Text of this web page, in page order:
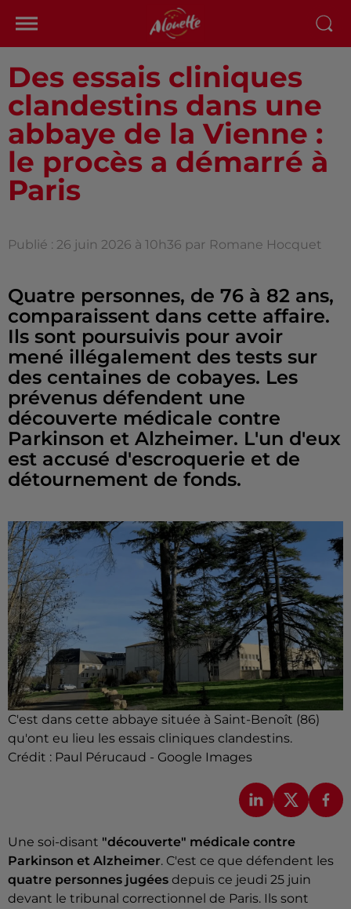
Des essais cliniques
clandestins dans une
abbaye de la Vienne :
le procès a démarré à
Paris
Publié : 26 juin 2026 à 10h36 par Romane Hocquet
Quatre personnes, de 76 à 82 ans,
comparaissent dans cette affaire.
Ils sont poursuivis pour avoir
mené illégalement des tests sur
des centaines de cobayes. Les
prévenus défendent une
découverte médicale contre
Parkinson et Alzheimer. L'un d'eux
est accusé d'escroquerie et de
détournement de fonds.
C'est dans cette abbaye située à Saint-Benoît (86)
qu'ont eu lieu les essais cliniques clandestins.
Crédit : Paul Pérucaud - Google Images
Une soi-disant "découverte" médicale contre
Parkinson et Alzheimer. C'est ce que défendent les
quatre personnes jugées depuis ce jeudi 25 juin
devant le tribunal correctionnel de Paris. Ils sont